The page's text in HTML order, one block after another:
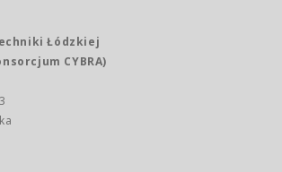
Łódzkiej
CYBRA)